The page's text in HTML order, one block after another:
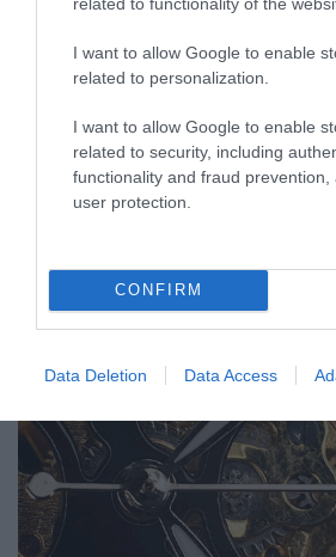
I want to allow Google to enable
related to personalization.
I want to allow Google to enable
related to security, including
functionality and fraud prevention,
user protection.
CONFIRM
Data Deletion Data Access